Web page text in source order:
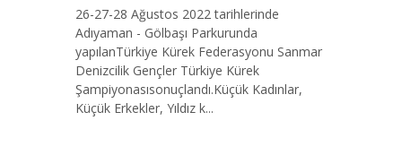
26-27-28 Ağustos 2022 tarihlerinde
Adıyaman - Gölbaşı Parkurunda
yapılanTürkiye Kürek Federasyonu Sanmar
Denizcilik Gençler Türkiye Kürek
Şampiyonasısonuçlandı.Küçük Kadınlar,
Küçük Erkekler, Yıldız k...